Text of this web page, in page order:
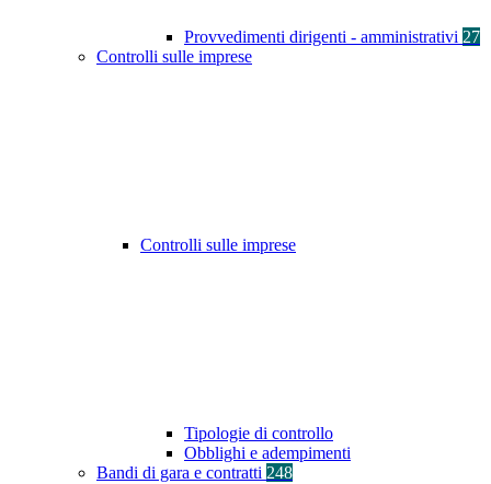
Provvedimenti dirigenti - amministrativi 27
Controlli sulle imprese
Controlli sulle imprese
Tipologie di controllo
Obblighi e adempimenti
Bandi di gara e contratti 248